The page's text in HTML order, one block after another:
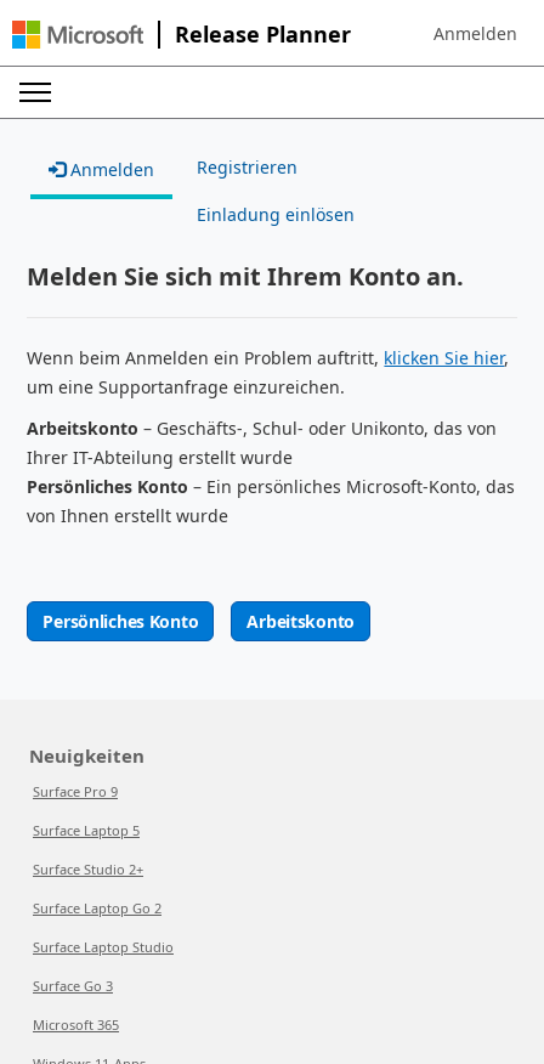
Release Planner Sign in to
Anmelden
Anmelden Registrieren
Einladung einlösen
Melden Sie sich mit Ihrem Konto an.
Wenn beim Anmelden ein Problem auftritt, klicken Sie hier,
um eine Supportanfrage einzureichen.
Arbeitskonto – Geschäfts-, Schul- oder Unikonto, das von
Ihrer IT-Abteilung erstellt wurde
Persönliches Konto – Ein persönliches Microsoft-Konto, das
von Ihnen erstellt wurde
Persönliches Konto Arbeitskonto
Neuigkeiten
Surface Pro 9
Surface Laptop 5
Surface Studio 2+
Surface Laptop Go 2
Surface Laptop Studio
Surface Go 3
Microsoft 365